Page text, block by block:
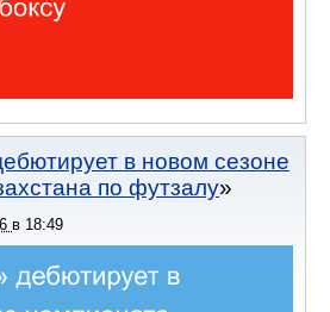
в новом сезоне
по футзалу
в 18:49